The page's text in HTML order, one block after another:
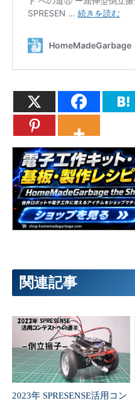
関連記事
2023年 SPRESENSE活用コン